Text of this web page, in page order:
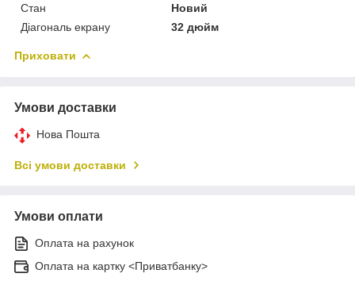
Стан
Новий
Діагональ екрану
32 дюйм
Приховати
Умови доставки
Нова Пошта
Всі умови доставки
Умови оплати
Оплата на рахунок
Оплата на картку <Приватбанку>